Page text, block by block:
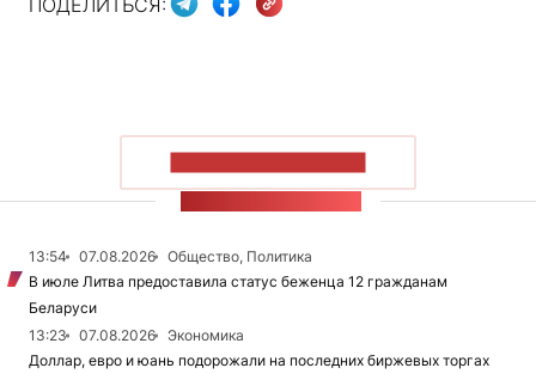
13:54 07.08.2026
Общество, Политика
В июле Литва предоставила статус беженца 12 гражданам
Беларуси
13:23
07.08.2026
Экономика
Доллар, евро и юань подорожали на последних биржевых торгах